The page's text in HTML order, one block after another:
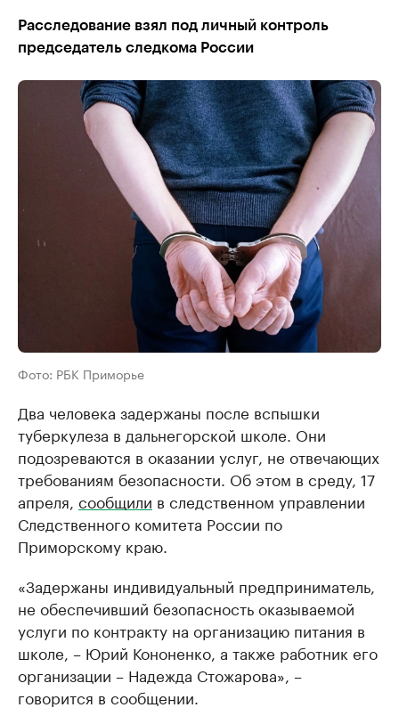
Расследование взял под личный контроль
председатель следкома России
Фото: РБК Приморье
Два человека задержаны после вспышки
туберкулеза в дальнегорской школе. Они
подозреваются в оказании услуг, не отвечающих
требованиям безопасности. Об этом в среду, 17
апреля, сообщили в следственном управлении
Следственного комитета России по
Приморскому краю.
«Задержаны индивидуальный предприниматель,
не обеспечивший безопасность оказываемой
услуги по контракту на организацию питания в
школе, – Юрий Кононенко, а также работник его
организации – Надежда Стожарова», –
говорится в сообщении.